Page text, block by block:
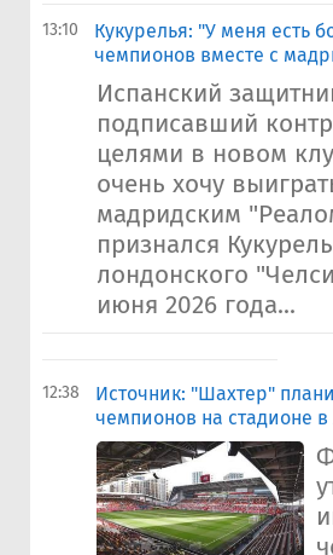
13:10
Кукурелья: "У меня есть
чемпионов вместе с
Испанский
подписавший
целями в новом
очень хочу
мадридским
признался
лондонского
июня 2026 года...
12:38
Источник: "Шахтер"
чемпионов на стадионе